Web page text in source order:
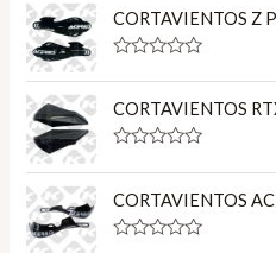
CORTAVIENTOS Z
a
t
e
d
o
t
o
f
CORTAVIENTOS
a
t
e
d
CORTAVIENTOS